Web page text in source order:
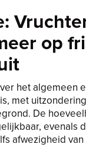
op
het algemeen
met
De
evenals
afwezigheid